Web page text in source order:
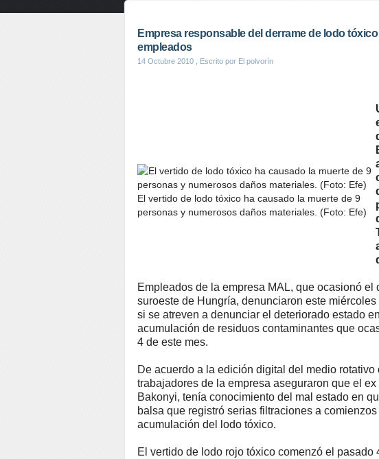
Empresa responsable del derrame de lodo
empleados
14 Octubre 2010 , Escrito por El polvorín
El vertido de lodo tóxico ha causado la muerte de 9
personas y numerosos daños materiales. (Foto: Efe)
Empleados de la empresa MAL, que ocasionó el
suroeste de Hungría, denunciaron este
si se atreven a denunciar el deteriorado estado
acumulación de residuos contaminantes que
4 de este mes.
De acuerdo a la edición digital del medio
trabajadores de la empresa aseguraron que el
Bakonyi, tenía conocimiento del mal estado en
balsa que registró serias filtraciones a
acumulación del lodo tóxico.
El vertido de lodo rojo tóxico comenzó el